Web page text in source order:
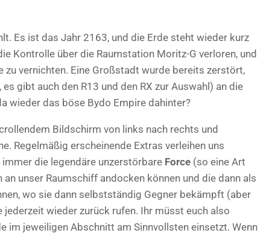
Es ist das Jahr 2163, und die Erde steht wieder kurz
Kontrolle über die Raumstation Moritz-G verloren, und
zu vernichten. Eine Großstadt wurde bereits zerstört,
gibt auch den R13 und den RX zur Auswahl) an die
wieder das böse Bydo Empire dahinter?
Bildschirm von links nach rechts und
Regelmäßig erscheinende Extras verleihen uns
die legendäre unzerstörbare Force (so eine Art
unser Raumschiff andocken können und die dann als
wo sie dann selbstständig Gegner bekämpft (aber
wieder zurück rufen. Ihr müsst euch also
im jeweiligen Abschnitt am Sinnvollsten einsetzt. Wenn